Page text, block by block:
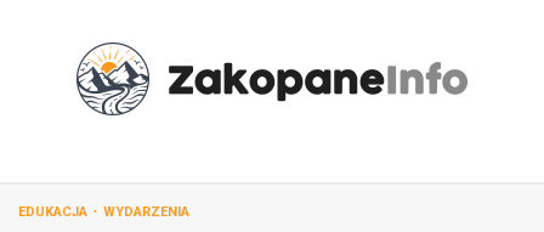
EDUKACJA WYDARZENIA